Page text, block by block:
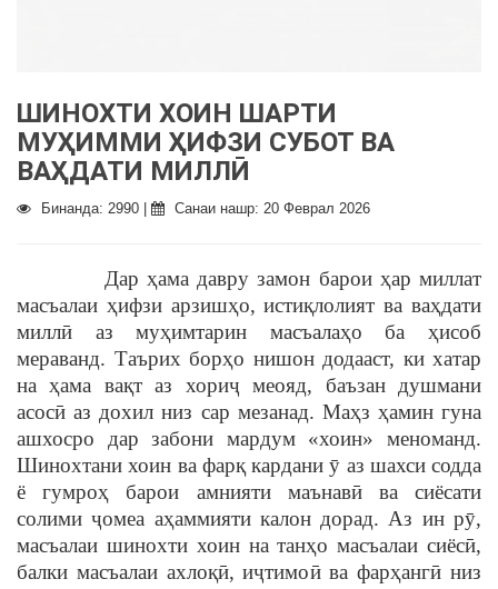
ШИНОХТИ ХОИН ШАРТИ
МУҲИММИ ҲИФЗИ СУБОТ ВА
ВАҲДАТИ МИЛЛӢ
Бинанда: 2990 | Санаи нашр: 20 Феврал 2026
Дар ҳама давру замон барои ҳар миллат
масъалаи ҳифзи арзишҳо, истиқлолият ва ваҳдати
миллӣ аз муҳимтарин масъалаҳо ба ҳисоб
мераванд. Таърих борҳо нишон додааст, ки хатар
на ҳама вақт аз хориҷ меояд, баъзан душмани
асосӣ аз дохил низ сар мезанад. Маҳз ҳамин гуна
ашхосро дар забони мардум «хоин» меноманд.
Шинохтани хоин ва фарқ кардани ӯ аз шахси содда
ё гумроҳ барои амнияти маънавӣ ва сиёсати
солими ҷомеа аҳаммияти калон дорад. Аз ин рӯ,
масъалаи шинохти хоин на танҳо масъалаи сиёсӣ,
балки масъалаи ахлоқӣ, иҷтимоӣ ва фарҳангӣ низ